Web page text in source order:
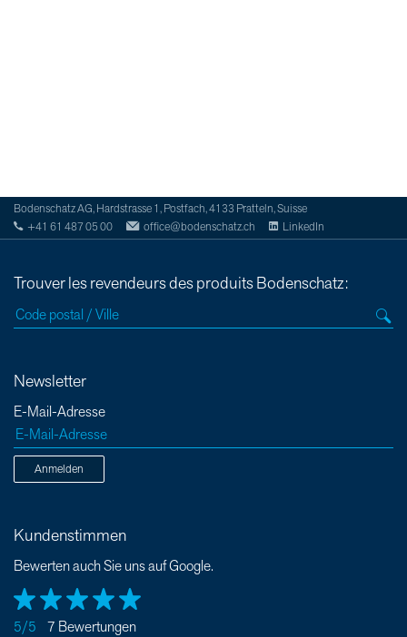
Bodenschatz AG, Hardstrasse 1, Postfach, 4133 Pratteln, Suisse
+41 61 487 05 00
office@bodenschatz.ch LinkedIn
Trouver les revendeurs des produits Bodenschatz:
Newsletter
E-Mail-Adresse
Anmelden
Kundenstimmen
Bewerten auch Sie uns auf Google.
5/5 7 Bewertungen